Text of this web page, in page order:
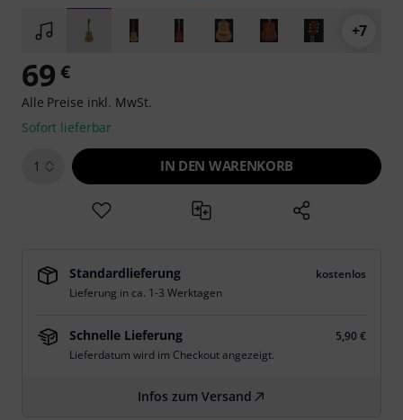
+7
69 €
Alle Preise inkl. MwSt.
Sofort lieferbar
1 IN DEN WARENKORB
Standardlieferung
kostenlos
Lieferung in ca. 1-3 Werktagen
Schnelle Lieferung
5,90 €
Lieferdatum wird im Checkout angezeigt.
Infos zum Versand